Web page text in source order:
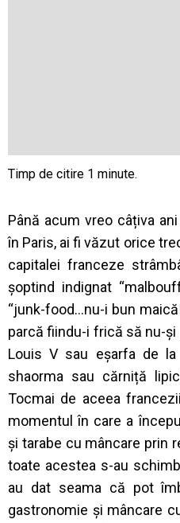
Până acum vreo câțiva
în Paris, ai fi văzut orice
capitalei franceze
șoptind indignat
“junk-food…nu-i bun
parcă fiindu-i frică să nu-
Louis V sau eșarfa de
shaorma sau cărniță
Tocmai de aceea
momentul în care a
și tarabe cu mâncare prin
toate acestea s-au
au dat seama că pot
gastronomie și mâncare